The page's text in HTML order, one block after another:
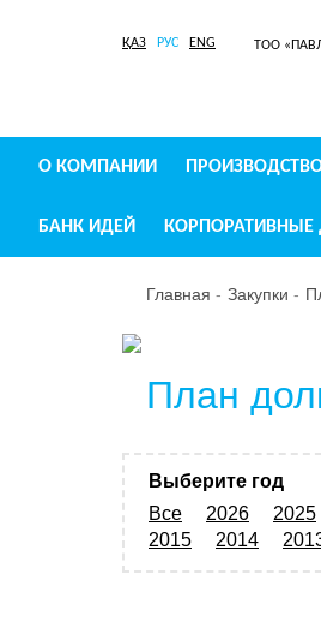
ҚАЗ РУС ENG ТОО
О КОМПАНИИ
БАНК ИДЕЙ
Главная Закупки
План
Выберите год
Все
2026 2025
2015
2014